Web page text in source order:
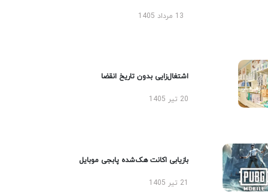
13 مرداد 1405
اشتغال‌زایی بدون تاریخ انقضا
20 تیر 1405
بازیابی اکانت هک‌شده پابجی موبایل